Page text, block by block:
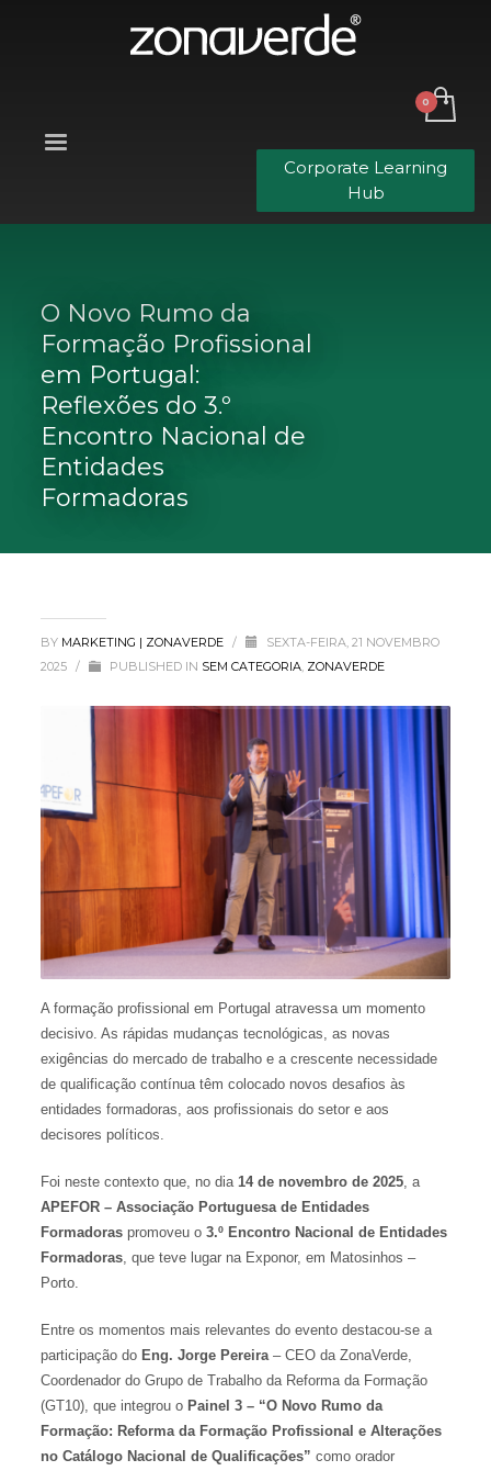
Corporate Learning
Hub
O Novo Rumo da
Formação Profissional
em Portugal:
Reflexões do 3.º
Encontro Nacional de
Entidades
Formadoras
BY MARKETING | ZONAVERDE /
SEXTA-FEIRA, 21 NOVEMBRO
2025
/ PUBLISHED IN SEM CATEGORIA, ZONAVERDE
A formação profissional em Portugal atravessa um momento
decisivo. As rápidas mudanças tecnológicas, as novas
exigências do mercado de trabalho e a crescente necessidade
de qualificação contínua têm colocado novos desafios às
entidades formadoras, aos profissionais do setor e aos
decisores políticos.
Foi neste contexto que, no dia 14 de novembro de 2025 , a
APEFOR – Associação Portuguesa de Entidades
Formadoras promoveu o3.º Encontro Nacional de Entidades
Formadoras , que teve lugar na Exponor, em Matosinhos –
Porto.
Entre os momentos mais relevantes do evento destacou-se a
participação do Eng. Jorge Pereira – CEO da ZonaVerde,
Coordenador do Grupo de Trabalho da Reforma da Formação
(GT10), que integrou o Painel 3 – “O Novo Rumo da
Formação: Reforma da Formação Profissional e Alterações
no Catálogo Nacional de Qualificações” como orador